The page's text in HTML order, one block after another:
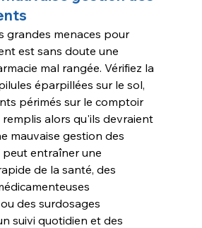
grandes menaces pour
est sans doute une
mal rangée. Vérifiez la
éparpillées sur le sol,
périmés sur le comptoir
alors qu'ils devraient
mauvaise gestion des
peut entraîner une
de la santé, des
des surdosages
suivi quotidien et des